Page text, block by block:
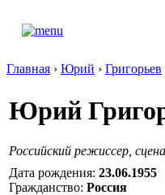
Главная › Юрий › Григорьев
Юрий
Российский режиссер,
Дата рождения: 23.06.1955
Гражданство: Россия